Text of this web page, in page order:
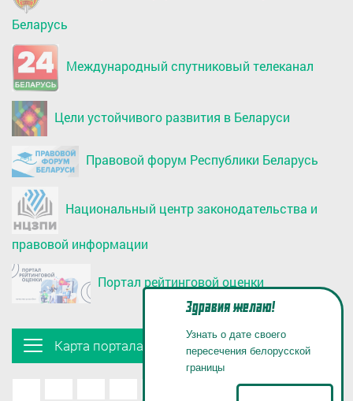
Беларусь
Международный спутниковый телеканал
Цели устойчивого развития в Беларуси
Правовой форум Республики Беларусь
Национальный центр законодательства и
правовой информации
Портал рейтинговой оценки
Карта портала
Здравия желаю!
Узнать о дате своего
пересечения белорусской
границы